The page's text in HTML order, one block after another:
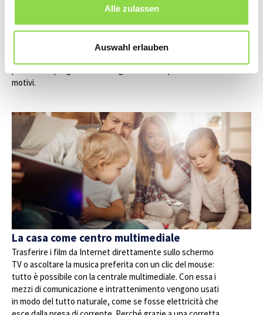
Alle zulassen
Auswahl erlauben
Prezzi di costruzione stabili e interessi ipotecari bassi
che oggi sia vantaggioso investire in una casa di proprietà
o in una ristrutturazione. In tal caso si consiglia anche di
motivi.
La casa come centro multimediale
Trasferire i film da Internet direttamente sullo schermo
TV o ascoltare la musica preferita con un clic del mouse:
tutto è possibile con la centrale multimediale. Con essa i
mezzi di comunicazione e intrattenimento vengono usati
in modo del tutto naturale, come se fosse elettricità che